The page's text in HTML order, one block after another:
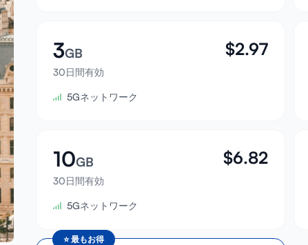
3GB
30日間有効
$2.97
5Gネットワーク
10GB
30日間有効
$6.82
5Gネットワーク
⭐最もお得